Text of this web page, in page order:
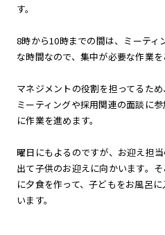
す。
8時から10時までの間は、ミーティ
な時間なので、集中が必要な作業
マネジメントの役割を担ってるた
ミーティングや採用関連の面談に
に作業を進めます。
曜日にもよるのですが、お迎え担
出て子供のお迎えに向かいます。
に夕食を作って、子どもをお風呂
います。